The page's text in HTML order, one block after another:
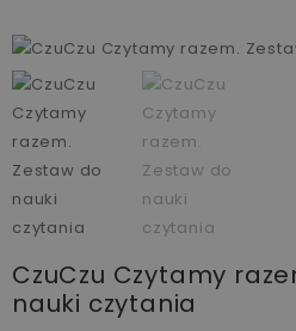
CzuCzu Czytamy
nauki czytania